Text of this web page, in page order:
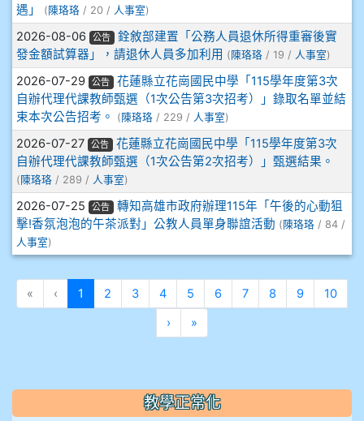
910溫婕伶
911王祉傑
911張 婷
912彭子宸
914王苡澄
遇」
(陳珞珞 / 20 / 人事室)
2026-08-06 公告
銓敘部建置「公務人員退休所得重審後實
發金額試算器」，請退休人員多加利用 ( 陳珞珞 / 19 / 人事室)
2026-07-29 公告
花蓮縣立花崗國民中學「115學年度第3次
自辦代理代課教師甄選（1次公告第3次招考）」錄取名單並結
束本次公告招考。
(陳珞珞 / 229 / 人事室)
2026-07-27 公告
花蓮縣立花崗國民中學「115學年度第3次
自辦代理代課教師甄選（1次公告第2次招考）」甄選結果。
( 陳珞珞 / 289 / 人事室)
2026-07-25 公告
轉知高雄市政府辦理115年「午後的心動狙
擊!香氛泡泡的午茶派對」公教人員單身聯誼活動 (陳珞珞 / 84 /
人事室)
« ‹ 1 (目前頁次)
2 3 4 5 6 7 8 9
10
›下一頁
»最後頁
教學正常化